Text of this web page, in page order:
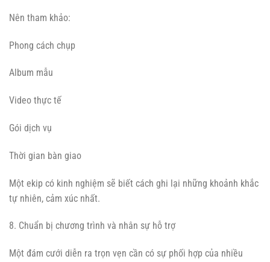
Nên tham khảo:
Phong cách chụp
Album mẫu
Video thực tế
Gói dịch vụ
Thời gian bàn giao
Một ekip có kinh nghiệm sẽ biết cách ghi lại những khoảnh khắc
tự nhiên, cảm xúc nhất.
8. Chuẩn bị chương trình và nhân sự hỗ trợ
Một đám cưới diễn ra trọn vẹn cần có sự phối hợp của nhiều